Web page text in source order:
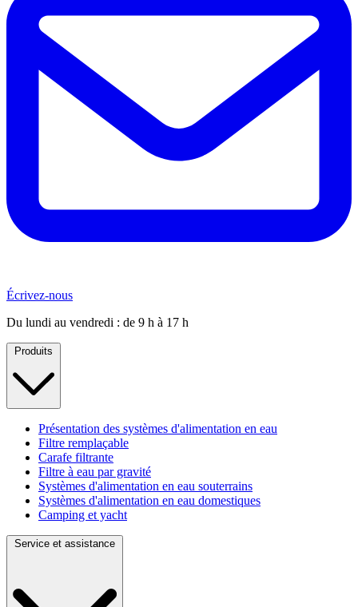
Écrivez-nous
Du lundi au vendredi : de 9 h à 17 h
Produits
Présentation des systèmes d'alimentation en eau
Filtre remplaçable
Carafe filtrante
Filtre à eau par gravité
Systèmes d'alimentation en eau souterrains
Systèmes d'alimentation en eau domestiques
Camping et yacht
Service et assistance